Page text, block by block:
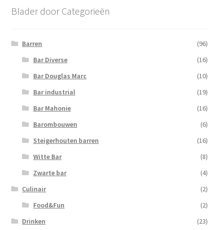
Blader door Categorieën
Barren
(96)
Bar Diverse
(16)
Bar Douglas Marc
(10)
Bar industrial
(19)
Bar Mahonie
(16)
Barombouwen
(6)
Steigerhouten barren
(16)
Witte Bar
(8)
Zwarte bar
(4)
Culinair
(2)
Food&Fun
(2)
Drinken
(23)